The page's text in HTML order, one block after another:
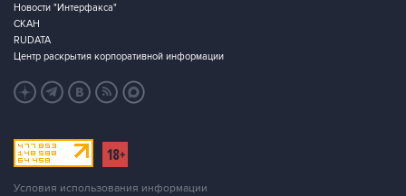
Новости "Интерфакса"
СКАН
RUDATA
Центр раскрытия корпоративной информации
Условия использования информации